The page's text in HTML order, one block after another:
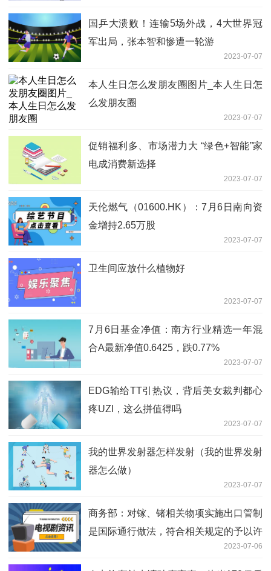
国乒大溃败！连输5场外战，4大世界冠
军出局，张本智和惨遭一轮游
2023-07-07
本人生日怎么发朋友圈图片_本人生日怎
么发朋友圈
2023-07-07
促销福利多、市场潜力大 “绿色+智能”家
电成消费新选择
2023-07-07
天伦燃气（01600.HK）：7月6日南向资
金增持2.65万股
2023-07-07
卫生间应放什么植物好
2023-07-07
7月6日基金净值：南方行业精选一年混
合A最新净值0.6425，跌0.77%
2023-07-07
EDG输给TT引热议，背后美女裁判都心
疼UZI，这么拼值得吗
2023-07-07
我的世界发射器怎样发射（我的世界发射
器怎么做）
2023-07-07
商务部：对镓、锗相关物项实施出口管制
是国际通行做法，符合相关规定的予以许
2023-07-06